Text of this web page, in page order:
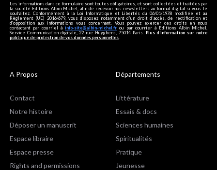
Les informations dans ce formulaire sont toutes obligatoires, et sont collectées et traitées par
la société Editions Albin Michel, afin de recevoir nos newsletters au format digital si vous le
souhaitez. Conformément à la Loi Informatique et Libertés du 06/01/1978 modifiée et au
Règlement (UE) 2016/679, vous disposez notamment d'un droit d'accès, de rectification et
d’opposition aux informations vous concernant. Vous pouvez exercer ces droits en nous
contactant par courriel à info-site@albin-michel.fr ou par courrier à Editions Albin Michel,
Service Communication digitale, 22 rue Huyghens, 75014 Paris. Plus d’information sur notre
politique de protection de vos données personnelles
A Propos
Contact
Notre histoire
Déposer un manuscrit
Espace libraire
Espace presse
Rights and permissions
Départements
Littérature
Essais & docs
Sciences humaines
Spiritualités
Pratique
Jeunesse